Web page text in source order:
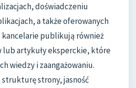
doświadczeniu
a także oferowanych
kancelarie publikują również
artykuły eksperckie, które
wiedzy i zaangażowaniu.
strukturę strony, jasność